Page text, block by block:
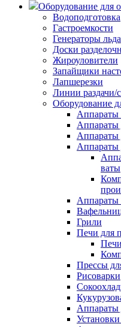
Оборудование для
Водоподготовка
Гастроемкости
Генераторы льда
Доски
Жироуловители
Запайщики
Лапшерезки
Линии раздачи/
Оборудование
Аппараты
Аппараты
Аппараты
ваты
Аппараты
Грили
Печи для
Прессы
Рисоварки
Аппараты